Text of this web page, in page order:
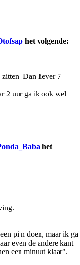
het volgende:
zitten. Dan liever 7
2 uur ga ik ook wel
het
pijn doen, maar ik ga
even de andere kant
een minuut klaar".